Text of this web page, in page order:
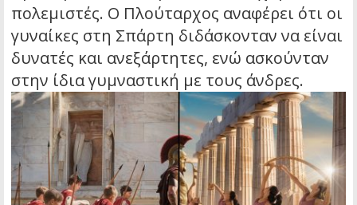
πολεμιστές. Ο Πλούταρχος αναφέρει ότι οι
γυναίκες στη Σπάρτη διδάσκονταν να είναι
δυνατές και ανεξάρτητες, ενώ ασκούνταν
στην ίδια γυμναστική με τους άνδρες.